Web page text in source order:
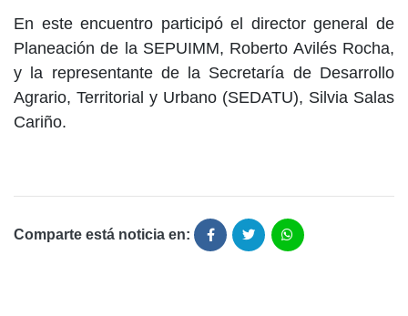
En este encuentro participó el director general de
Planeación de la SEPUIMM, Roberto Avilés Rocha,
y la representante de la Secretaría de Desarrollo
Agrario, Territorial y Urbano (SEDATU), Silvia Salas
Cariño.
Comparte está noticia en: